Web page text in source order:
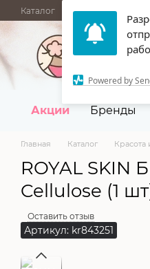
Powered by
Перейти к основному
Каталог АКЦИИ
Сертификаты
Срок
Акции Бренды
Главная Каталог Красота
ROYAL
Cellulose (1
Оставить отзыв
Артикул: kr843251